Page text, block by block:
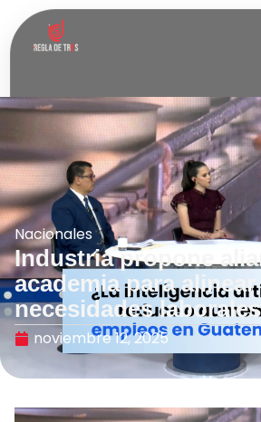
Nacionales
Industria propone
academia para alinear
necesidades laborales
noviembre 12, 2025